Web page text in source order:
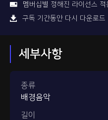
멤버십별 정해진 라이선스 적
구독 기간동안 다시 다운로드
세부사항
종류
배경음악
길이